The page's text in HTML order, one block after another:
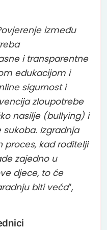
između
i transparentne
edukacijom i
sigurnost i
zloupotrebe
nasilje (bullying) i
Izgradnja
proces, kad roditelji
zajedno u
djece, to će
biti veća“,